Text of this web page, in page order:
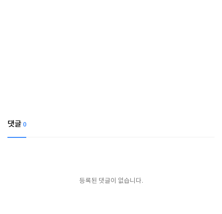
댓글 0
등록된 댓글이 없습니다.